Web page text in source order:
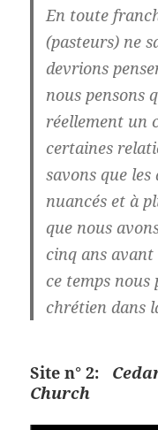
En toute
(pasteurs) ne
devrions
nous pensons
réellement un
certaines
savons que
nuancés et à
que nous
cinq ans
ce temps
chrétien dans
Site n° 2:
Church